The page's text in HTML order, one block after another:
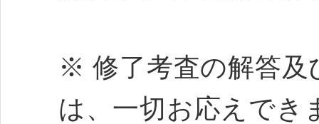
※ 修了考査の解答及
は、一切お応えでき